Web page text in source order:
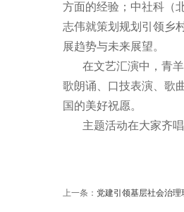
方面的经验；中社科（
志伟就策划规划引领乡
展趋势与未来展望。
在文艺汇演中，青羊
歌朗诵、口技表演、歌
国的美好祝愿。
主题活动在大家齐唱
上一条： 党建引领基层社会治理